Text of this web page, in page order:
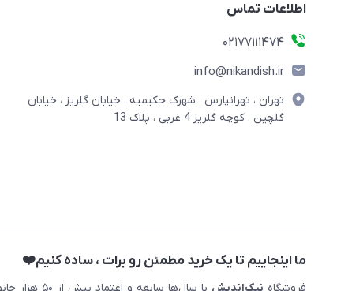
اطلاعات تماس
02177111474
info@nikandish.ir
تهران ، تهرانپارس ، شهرک حکیمیه ، خیابان گلریز ، خیابان
گلچین ، کوچه گلریز 4 غربی ، پلاک 13
ما اینجاییم تا یک خرید مطمئن رو برات ، ساده کنیم❤️